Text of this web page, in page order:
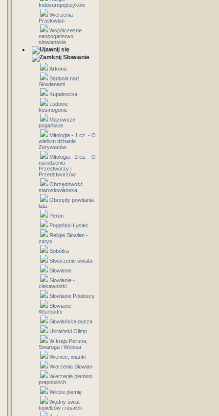
Indoeuropejczyków
Wierzenia
Prasłowian
Współczesne
neopogaństwo
słowiańskie
Słowianie
Arkona
Badania nad
Słowianami
Kupalnocka
Ludowe
kosmogonie
Mazowsze
pogańskie
Mitologia - 1 cz. - O
wielkim dzbanie
Zerywanów
Mitologia - 2 cz. - O
narodzeniu
Przestworzy i
Przedstworzów
Obrzędowość
starosłowiańska
Obrzędy powitania
lata
Perun
Pogański Łysiec
Religie Słowian -
zarys
Sobótka
Stworzenie świata
Słowianie
Słowianie -
ciekawostki
Słowianie Połabscy
Słowianie
Wschodni
Słowiańska dusza
Ukraiński Olimp
W kraju Peruna,
Swaroga i Welesa
Wieniec, wianki
Wierzenia Słowian
Wierzenia plemion
prapolskich
Wilcze plemię
Wodny świat
topielców i rusałek